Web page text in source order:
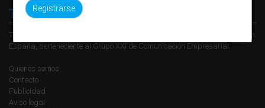
Transporte XXI
Transporte XXI es el periódico de referencia del transporte y la logística en
España, perteneciente al Grupo XXI de Comunicación Empresarial.
Quienes somos
Contacto
Publicidad
Aviso legal